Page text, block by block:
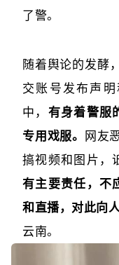
了警。
随着舆论的发酵
交账号发布声
中， 有身着警服
专用戏服。
网友
搞视频和图片，
有主要责任，不
和直播，对此向
云南。